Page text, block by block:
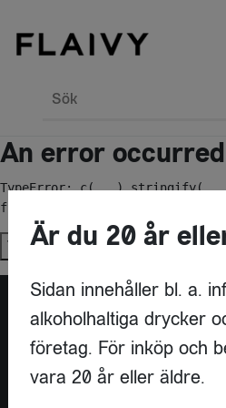
Sök
An error
TypeError:
function
Try again
Är du
Är du 20 år
Sidan innehåller bl. a.
alkoholhaltiga drycker
företag. För inköp och
vara 20 år eller äldre.